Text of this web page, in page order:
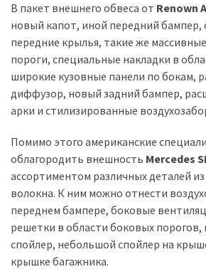
(733)
Події
(521)
Автовласнику
(474)
Автозакон
(370)
Автошоу
(358)
Головне
(324)
В пакет внешнего обвеса от Renown
новый капот, иной передний бампер,
передние крылья, такие же
пороги, специальные накладки в
широкие кузовные панели по бокам,
диффузор, новый задний бампер,
арки и стилизированные
Помимо этого американские
облагородить внешность Mercedes
ассортиментом различных деталей из
волокна. К ним можно отнести
переднем бампере, боковые
решетки в области боковых
спойлер, небольшой спойлер на
крышке багажника.